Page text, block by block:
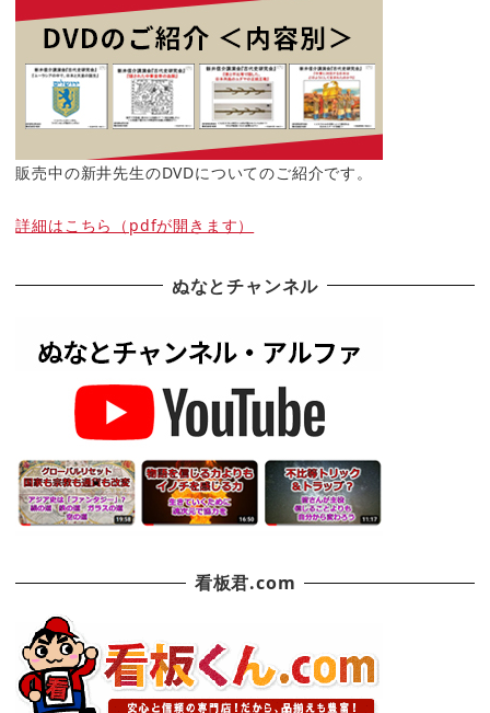
販売中の新井先生のDVDについてのご紹介です。
詳細はこちら（pdfが開きます）
ぬなとチャンネル
看板君.com